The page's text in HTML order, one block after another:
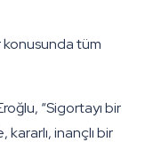
konusunda tüm
“Sigortayı bir
inançlı bir